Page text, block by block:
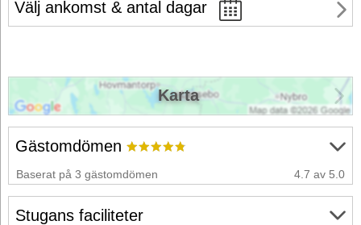
Välj ankomst & antal dagar
Gästomdömen
Baserat på 3 gästomdömen 4.7 av 5.0
Stugans faciliteter
Karta